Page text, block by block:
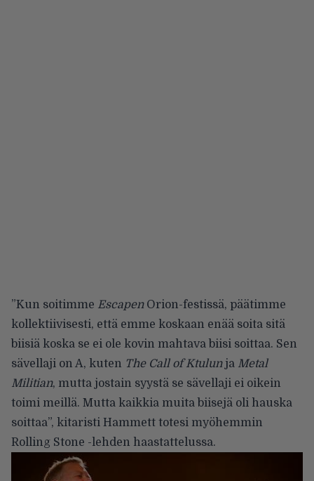
”Kun soitimme EscapenOrion-festissä, päätimme
kollektiivisesti, että emme koskaan enää soita sitä
biisiä koska se ei ole kovin mahtava biisi soittaa. Sen
sävellaji on A, kuten The Call of Ktulunja Metal
Militian, mutta jostain syystä se sävellaji ei oikein
toimi meillä. Mutta kaikkia muita biisejä oli hauska
soittaa”, kitaristi Hammett totesi myöhemmin
Rolling Stone -lehden haastattelussa.